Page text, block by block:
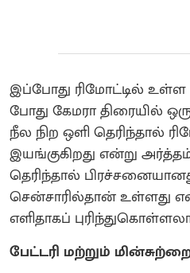
இப்போது ரிமோட்டில்
போது கேமரா திரையில்
நீல நிற ஒளி தெரிந்தால்
இயங்குகிறது என்று
தெரிந்தால்
சென்சாரில்தான் உள்ளது
எளிதாகப்
பேட்டரி மற்றும்